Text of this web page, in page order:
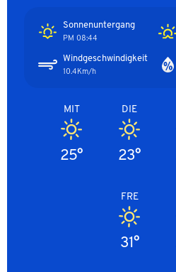
Sonnenuntergang
08:44 PM
Windgeschwindigkeit
10.4Km/h
DIE
23°
MIT
25°
FRE
31°